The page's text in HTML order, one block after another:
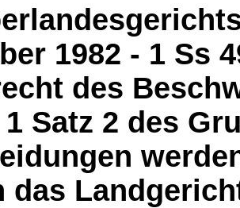
1982 - 1 Ss
des
Satz 2 des
das